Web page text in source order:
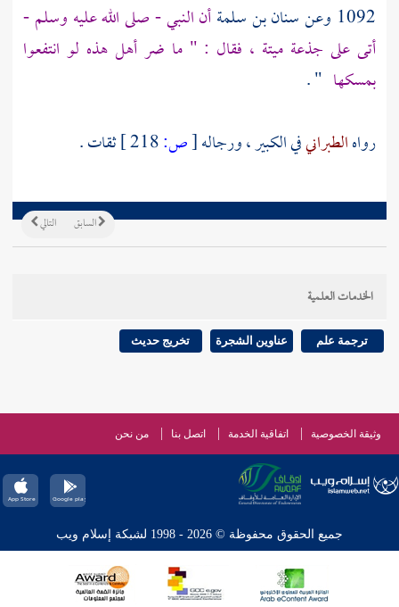
1092 وعن سنان بن سلمةأن النبي - صلى الله عليه وسلم -
أتى على جذعة ميتة ، فقال : " ما ضر أهل هذه لو انتفعوا
بمسكها " .
رواهالطبرانيفي الكبير ، ورجاله[ص: ثقات .
التالي السابق
الخدمات العلمية
ترجمة علم عناوين الشجرة تخريج حديث
وثيقة الخصوصية اتفاقية الخدمة اتصل بنا من نحن
جميع الحقوق محفوظة © 2026 - 1998 لشبكة إسلام ويب